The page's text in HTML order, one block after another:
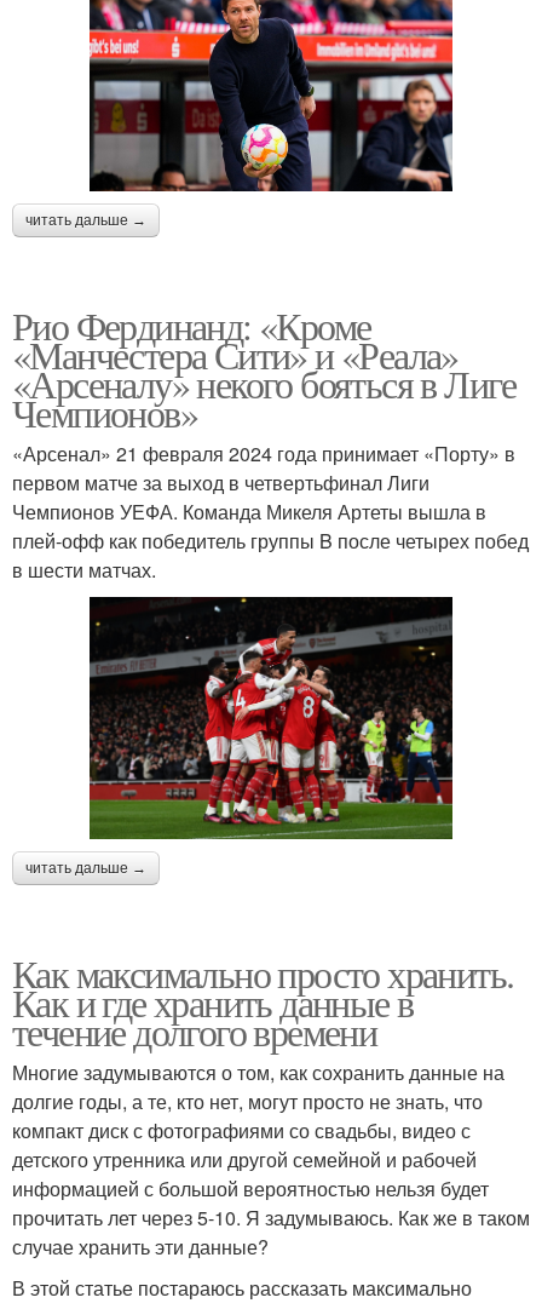
читать дальше →
Рио Фердинанд: «Кроме
«Манчестера Сити» и «Реала»
«Арсеналу» некого бояться в Лиге
Чемпионов»
«Арсенал» 21 февраля 2024 года принимает «Порту» в
первом матче за выход в четвертьфинал Лиги
Чемпионов УЕФА. Команда Микеля Артеты вышла в
плей-офф как победитель группы B после четырех побед
в шести матчах.
читать дальше →
Как максимально просто хранить.
Как и где хранить данные в
течение долгого времени
Многие задумываются о том, как сохранить данные на
долгие годы, а те, кто нет, могут просто не знать, что
компакт диск с фотографиями со свадьбы, видео с
детского утренника или другой семейной и рабочей
информацией с большой вероятностью нельзя будет
прочитать лет через 5-10. Я задумываюсь. Как же в таком
случае хранить эти данные?
В этой статье постараюсь рассказать максимально